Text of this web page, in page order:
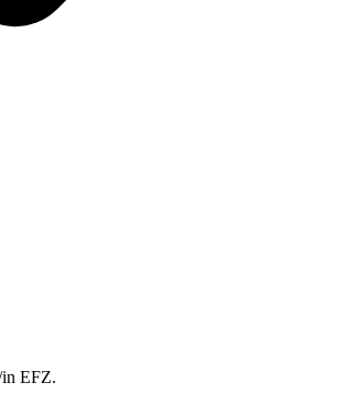
EFZ.